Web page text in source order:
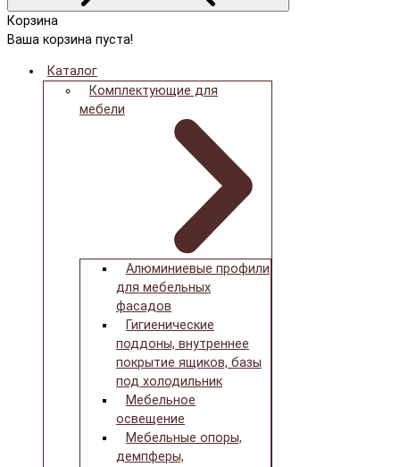
Корзина
Ваша корзина пуста!
Каталог
Комплектующие для
мебели
Алюминиевые профили
для мебельных
фасадов
Гигиенические
поддоны, внутреннее
покрытие ящиков, базы
под холодильник
Мебельное
освещение
Мебельные опоры,
демпферы,